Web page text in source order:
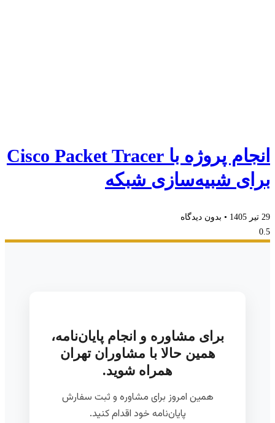
انجام پروژه با Cisco Packet Tracer
برای شبیه‌سازی شبکه
29 تیر 1405 بدون دیدگاه
برای مشاوره و انجام پایان‌نامه،
همین حالا با مشاوران تهران
همراه شوید.
همین امروز برای مشاوره و ثبت سفارش
پایان‌نامه خود اقدام کنید.